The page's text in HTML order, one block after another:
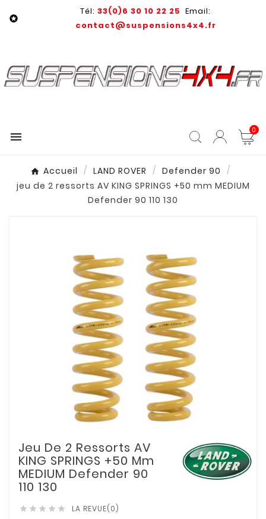

Tél: 33(0)6 30 10 22 25 Email:
contact@suspensions4x4.fr
 0
Accueil LAND ROVER
Defender 90
jeu de 2 ressorts AV KING SPRINGS +50 mm MEDIUM
Defender 90 110 130
Jeu De 2 Ressorts AV
KING SPRINGS +50 Mm
MEDIUM Defender 90
110 130
     LA REVUE(0)